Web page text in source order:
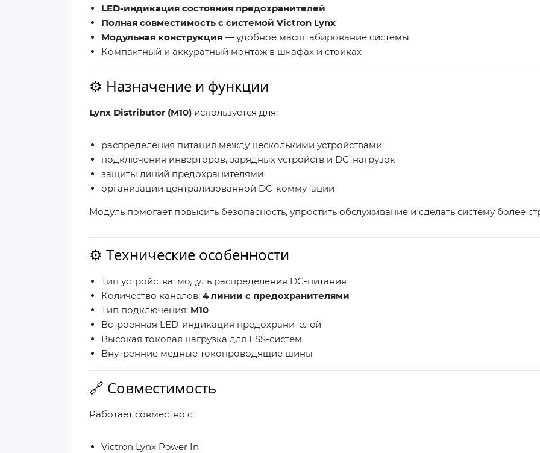
LED-индикация состояния предохранителей
Полная совместимость с системой Victron Lynx
Модульная конструкция — удобное масштабирование системы
Компактный и аккуратный монтаж в шкафах и стойках
⚙️ Назначение и функции
Lynx Distributor (M10) используется для:
распределения питания между несколькими устройствами
подключения инверторов, зарядных устройств и DC-нагрузок
защиты линий предохранителями
организации централизованной DC-коммутации
Модуль помогает повысить безопасность, упростить обслуживание и сделать систему более
⚙️ Технические особенности
Тип устройства: модуль распределения DC-питания
Количество каналов: 4 линии с предохранителями
Тип подключения: M10
Встроенная LED-индикация предохранителей
Высокая токовая нагрузка для ESS-систем
Внутренние медные токопроводящие шины
🔗 Совместимость
Работает совместно с:
Victron Lynx Power In